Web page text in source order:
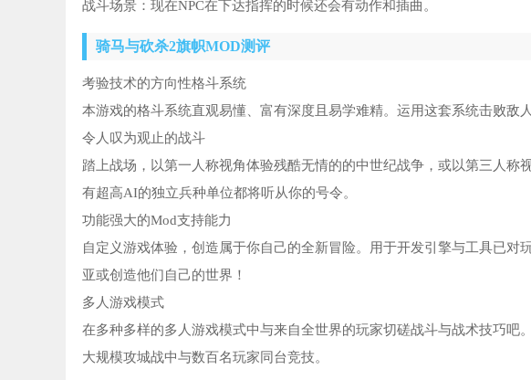
战斗场景：现在NPC在下达指挥的时候还会有动作和插曲。
骑马与砍杀2旗帜MOD测评
考验技术的方向性格斗系统
本游戏的格斗系统直观易懂、富有深度且易学难精。运用这套系统击败敌人
令人叹为观止的战斗
踏上战场，以第一人称视角体验残酷无情的的中世纪战争，或以第三人称
有超高AI的独立兵种单位都将听从你的号令。
功能强大的Mod支持能力
自定义游戏体验，创造属于你自己的全新冒险。用于开发引擎与工具已对
亚或创造他们自己的世界！
多人游戏模式
在多种多样的多人游戏模式中与来自全世界的玩家切磋战斗与战术技巧吧
大规模攻城战中与数百名玩家同台竞技。